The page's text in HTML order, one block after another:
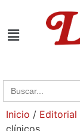
Search
for:
Inicio / Editorial